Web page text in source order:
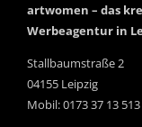
artwomen – das
Werbeagentur in
Stallbaumstraße 2
04155 Leipzig
Mobil: 0173 37 13 513